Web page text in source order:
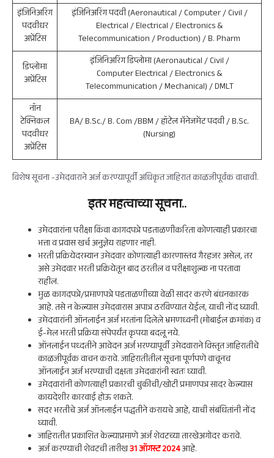
इंजिनिअरिंग
पदवीधर
अप्रेंटिस
इंजिनिअरिंग पदवी (Aeronautical / Computer / Civil /
Electrical / Electrical / Electronics &
Telecommunication / Production) / B. Pharm
डिप्लोमा
अप्रेंटिस
इंजिनिअरिंग डिप्लोमा (Aeronautical / Civil /
Computer Electrical / Electronics &
Telecommunication / Mechanical) / DMLT
नॉन
टेक्निकल
पदवीधर
अप्रेंटिस
BA/ B.Sc./ B. Com /BBM / हॉटेल मॅनेजमेंट पदवी / B.Sc.
(Nursing)
विशेष सूचना -उमेदवाराने अर्ज करण्यापूर्वी अधिकृत जाहिरात काळजीपूर्वक वाचावी.
इतर महत्वाच्या सूचना..
उमेदवारांना परीक्षा किंवा कागदपत्रे पडताळणीकरिता कोणत्याही प्रकारचा
भत्ता व प्रवास खर्च अनुज्ञेय राहणार नाही.
भरती प्रक्रियेदरम्यान उमेदवार कोणत्याही कारणास्तव गैरहजर असेल, तर
असे उमेदवार भरती प्रक्रियेतून बाद ठरतील व परीक्षाशुल्क ना परतावा
राहील.
मुळ कागदपत्रे/प्रमाणपत्रे पडताळणीच्या वेळी सादर करणे बंधनकारक
आहे. तसे न केल्यास उमेदवारास अपात्र ठरविण्यात येईल, याची नोंद घ्यावी.
उमेदवारांनी ऑनलाईन अर्ज भरतांना दिलेले भ्रमणध्वनी (मोबाईल क्रमांक) व
ई-मेल भरती प्रक्रिया संपेपर्यंत कृपया बदलू नये.
ऑनलाईन पध्दतीने आवेदन अर्ज भरण्यापूर्वी उमेदवाराने विस्तृत जाहिरातीचे
काळजीपूर्वक वाचन करावे. जाहिरातीतील सूचना पूर्णपणे वाचूनच
ऑनलाईन अर्ज भरण्याची दक्षता उमेदवारांनी स्वतः घ्यावी.
उमेदवारांनी कोणत्याही प्रकारची चुकीची/खोटी प्रमाणपत्र सादर केल्यास
कायदेशीर कारवाई होऊ शकते.
सदर भरतीचे अर्ज ऑनलाईन पद्धतीने करायचे आहे, याची संबंधितांनी नोंद
घ्यावी.
जाहिरातीत प्रकाशित केल्याप्रमाणे अर्ज शेवटच्या तारखेअगोदर करावे.
अर्ज करण्याची शेवटची तारीख31 ऑगस्ट 2024आहे.